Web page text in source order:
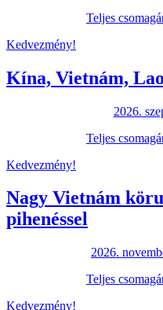
Teljes
Kedvezmény!
Kína, Vietnám,
2026.
Teljes
Kedvezmény!
Nagy Vietnám
pihenéssel
2026.
Teljes
Kedvezmény!